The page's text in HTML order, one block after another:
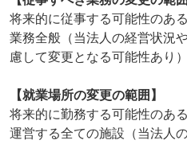
将来的に従事する可能性のあ
業務全般（当法人の経営状況
慮して変更となる可能性あり）
【就業場所の変更の範囲】
将来的に勤務する可能性のあ
運営する全ての施設（当法人